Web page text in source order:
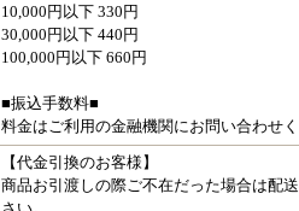
10,000円以下 330円
30,000円以下 440円
100,000円以下 660円
■振込手数料■
料金はご利用の金融機関にお問い合わせく
【代金引換のお客様】
商品お引渡しの際ご不在だった場合は配